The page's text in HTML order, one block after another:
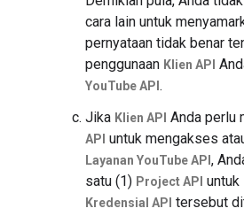
cara lain untuk
pernyataan tidak benar
penggunaan Klien API
YouTube API .
Jika Klien API Anda perlu
API untuk mengakses
Layanan YouTube API ,
satu (1) Project API untuk
Kredensial API tersebut